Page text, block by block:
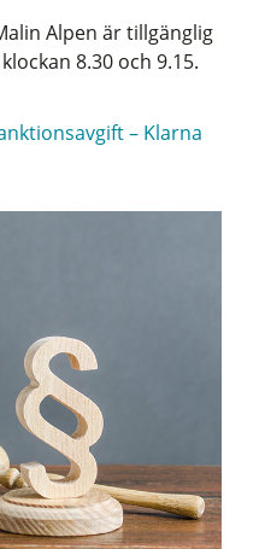
Alpen är tillgänglig
8.30 och 9.15.
– Klarna